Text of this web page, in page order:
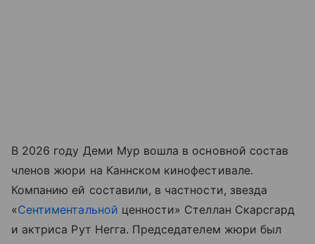
В 2026 году Деми Мур вошла в основной состав
членов жюри на Каннском кинофестивале.
Компанию ей составили, в частности, звезда
«Сентиментальной ценности» Стеллан Скарсгард
и актриса Рут Негга. Председателем жюри был